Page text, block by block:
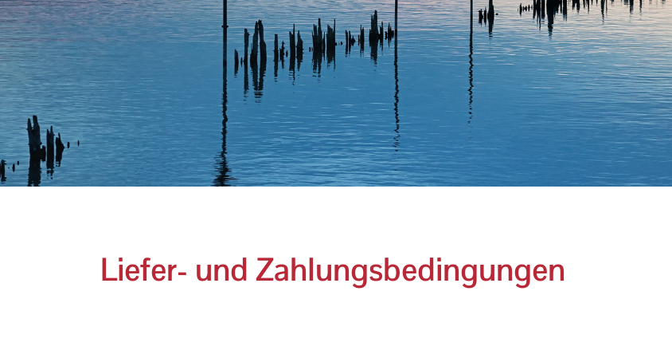
Liefer- und Zahlungsbedingungen